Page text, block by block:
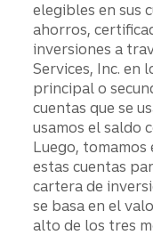
elegibles en sus
ahorros,
inversiones a
Services, Inc. en
principal o
cuentas que se
usamos el saldo
Luego, tomamos
estas cuentas
cartera de
se basa en el
alto de los tres